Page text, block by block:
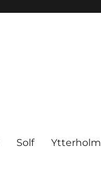
Solf Ytterholm